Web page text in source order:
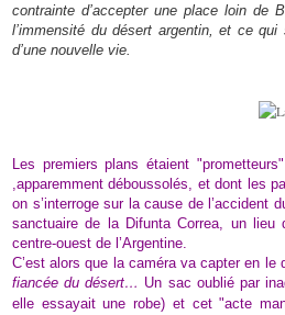
contrainte d’accepter une place loin de
l’immensité du désert argentin, et ce
d’une nouvelle vie.
Les premiers plans étaient
,apparemment déboussolés, et dont les
on s’interroge sur la cause de l’accident
sanctuairede la Difunta Correa, un lieu
centre-ouest de l’Argentine.
C’est alors que la caméra va capter en le
fiancée du désert… Un sac oublié par
elle essayait une robe) et cet "acte